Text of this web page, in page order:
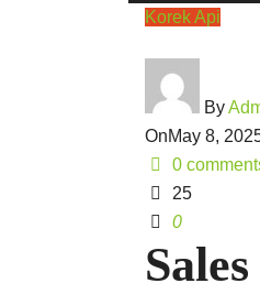
Korek Api
By
OnMay 8,
0
25
0